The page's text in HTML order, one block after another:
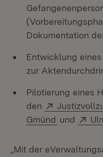
Dokumentation
Entwicklung
zur
Pilotierung eines
den
Extern:
Gmünd (Öffnet in
und
„Mit der